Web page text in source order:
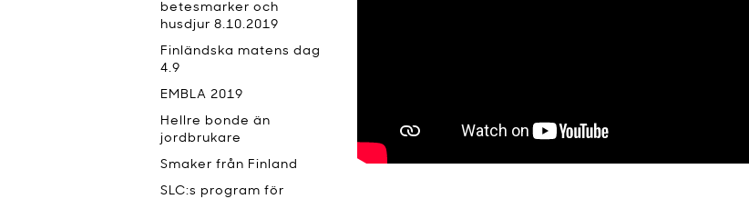
betesmarker och
husdjur 8.10.2019
Finländska matens dag
4.9
EMBLA 2019
Hellre bonde än
jordbrukare
Smaker från Finland
SLC:s program för